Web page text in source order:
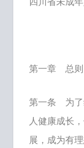
第一章 总则
第一条 为了
人健康成长
展，成为有